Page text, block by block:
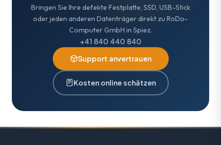
Bringen Sie Ihre defekte Festplatte, SSD, USB-Stick
oder jeden anderen Datenträger direkt zu RoDo-
Computer GmbH in Spiez.
+41 840 440 840
Support anvertrauen
Kosten online schätzen